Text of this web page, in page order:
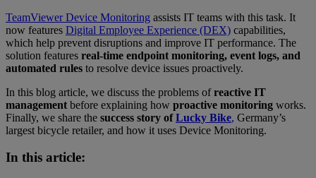
TeamViewer Device Monitoring assists IT teams with this task. It
now features Digital Employee Experience (DEX) capabilities,
which help prevent disruptions and improve IT performance. The
solution features real-time endpoint monitoring, event logs, and
automated rules to resolve device issues proactively.
In this blog article, we discuss the problems ofreactive IT
management before explaining how proactive monitoring works.
Finally, we share the success story ofLucky Bike, Germany’s
largest bicycle retailer, and how it uses Device Monitoring.
In this article: